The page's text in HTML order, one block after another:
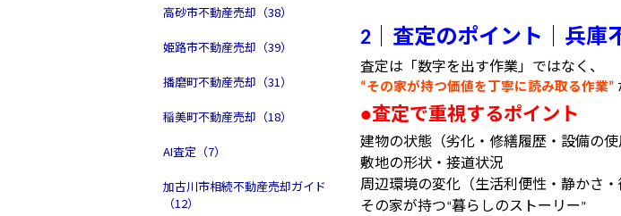
高砂市不動産売却（38）
姫路市不動産売却（39）
播磨町不動産売却（31）
稲美町不動産売却（18）
AI査定（7）
加古川市相続不動産売却ガイド
（12）
2 ｜査定のポイント｜兵
査定は「数字を出す作業」ではなく、
“その家が持つ価値を丁寧に読み取る作業”
●査定で重視するポイント
建物の状態（劣化・修繕履歴・設備の使
敷地の形状・接道状況
周辺環境の変化（生活利便性・静かさ・
その家が持つ“暮らしのストーリー ”